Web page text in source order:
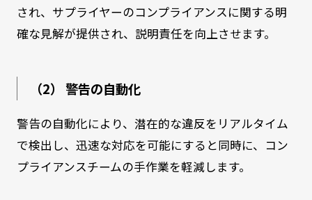
され、サプライヤーのコンプライアンスに関する明
確な見解が提供され、説明責任を向上させます。
（2） 警告の自動化
警告の自動化により、潜在的な違反をリアルタイム
で検出し、迅速な対応を可能にすると同時に、コン
プライアンスチームの手作業を軽減します。